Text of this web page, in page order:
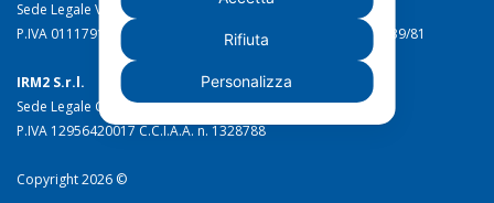
Sede Legale Via Torino 19 - 10044 Pianezza (TO)
P.IVA 01117910016 C.C.I.A.A. n. 49973 Reg. Trib. Torino n. 1639/81
IRM2 S.r.l.
Sede Legale C.so Stati Uniti 10/c - 10128 Torino
P.IVA 12956420017 C.C.I.A.A. n. 1328788
Copyright 2026 ©
Rifiuta
Personalizza